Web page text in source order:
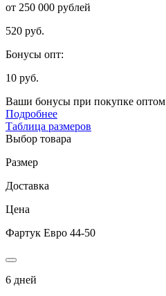
от 250 000 рублей
520 руб.
Бонусы опт:
10 руб.
Ваши бонусы при покупке оптом
Подробнее
Таблица размеров
Выбор товара
Размер
Доставка
Цена
Фартук Евро 44-50
6 дней